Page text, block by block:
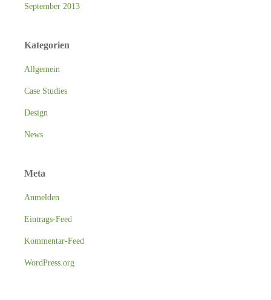
September 2013
Kategorien
Allgemein
Case Studies
Design
News
Meta
Anmelden
Eintrags-Feed
Kommentar-Feed
WordPress.org